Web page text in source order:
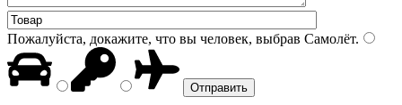
Пожалуйста, докажите, что вы человек, выбрав Самолёт.